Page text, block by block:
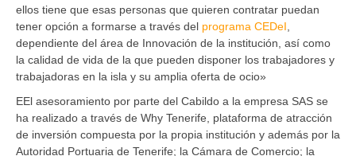
ellos tiene que esas personas que quieren contratar puedan
tener opción a formarse a través del programa CEDeI
dependiente del área de Innovación de la institución, así como
la calidad de vida de la que pueden disponer los trabajadores y
trabajadoras en la isla y su amplia oferta de ocio»
EEl asesoramiento por parte del Cabildo a la empresa SAS se
ha realizado a través de Why Tenerife, plataforma de atracción
de inversión compuesta por la propia institución y además por la
Autoridad Portuaria de Tenerife; la Cámara de Comercio; la